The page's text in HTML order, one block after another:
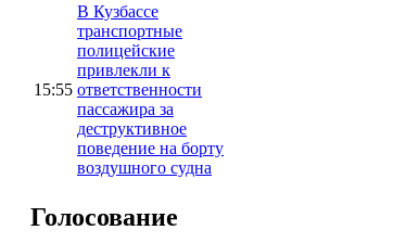
15:55
В Кузбассе
транспортные
полицейские
привлекли к
ответственности
пассажира за
деструктивное
поведение на борту
воздушного судна
Голосование